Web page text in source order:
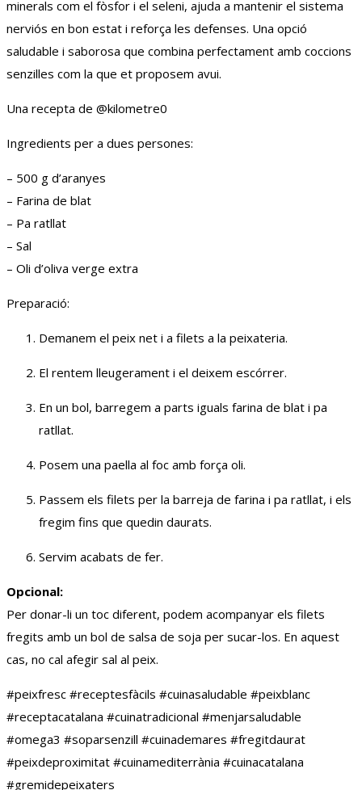
minerals com el fòsfor i el seleni, ajuda a mantenir el sistema
nerviós en bon estat i reforça les defenses. Una opció
saludable i saborosa que combina perfectament amb coccions
senzilles com la que et proposem avui.
Una recepta de @‌kilometre0
Ingredients per a dues persones:
– 500 g d’aranyes
– Farina de blat
– Pa ratllat
– Sal
– Oli d’oliva verge extra
Preparació:
Demanem el peix net i a filets a la peixateria.
El rentem lleugerament i el deixem escórrer.
En un bol, barregem a parts iguals farina de blat i pa
ratllat.
Posem una paella al foc amb força oli.
Passem els filets per la barreja de farina i pa ratllat, i els
fregim fins que quedin daurats.
Servim acabats de fer.
Opcional:
Per donar-li un toc diferent, podem acompanyar els filets
fregits amb un bol de salsa de soja per sucar-los. En aquest
cas, no cal afegir sal al peix.
#peixfresc #receptesfàcils #cuinasaludable #peixblanc
#receptacatalana #cuinatradicional #menjarsaludable
#omega3 #soparsenzill #cuinademares #fregitdaurat
#peixdeproximitat #cuinamediterrània #cuinacatalana
#gremidepeixaters